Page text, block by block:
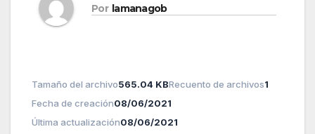
Por lamanagob
Tamaño del archivo565.04 KBRecuento de archivos1
Fecha de creación08/06/2021
Última actualización08/06/2021